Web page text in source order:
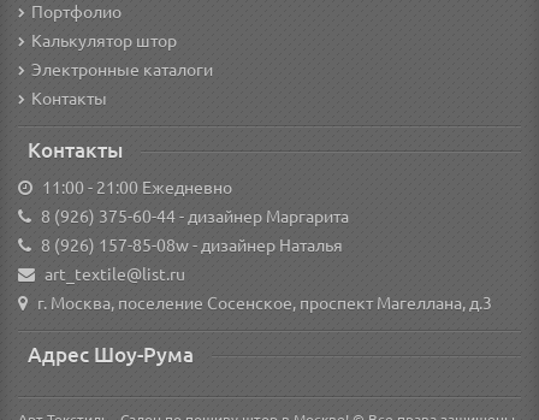
Портфолио
Калькулятор штор
Электронные каталоги
Контакты
Контакты
11:00 - 21:00 Ежедневно
8 (926) 375-60-44- дизайнер Маргарита
8 (926) 157-85-08w- дизайнер Наталья
art_textile@list.ru
г. Москва, поселение Сосенское, проспект Магеллана, д.3
Адрес Шоу-Рума